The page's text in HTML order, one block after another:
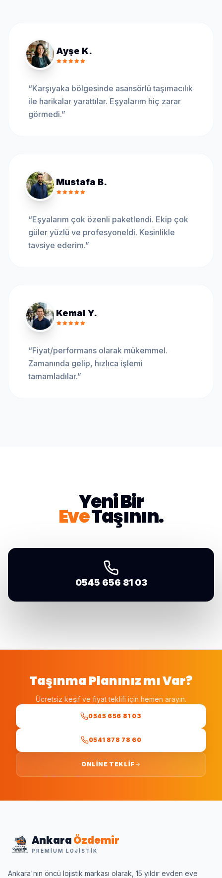
Ayşe K.
“Karşıyaka bölgesinde asansörlü taşımacılık
ile harikalar yarattılar. Eşyalarım hiç zarar
görmedi.”
Mustafa B.
“Eşyalarım çok özenli paketlendi. Ekip çok
güler yüzlü ve profesyoneldi. Kesinlikle
tavsiye ederim.”
Kemal Y.
“Fiyat/performans olarak mükemmel.
Zamanında gelip, hızlıca işlemi
tamamladılar.”
Yeni Bir
EveTaşının.
0545 656 81 03
Taşınma Planınız mı Var?
Ücretsiz keşif ve fiyat teklifi için hemen arayın.
0545 656 81 03
0541 878 78 60
ONLINE TEKLIF
AnkaraÖzdemir
PREMIUM LOJISTIK
Ankara'nın öncü lojistik markası olarak, 15 yıldır evden eve